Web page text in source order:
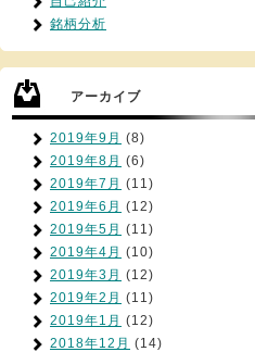
銘柄分析
アーカイブ
2019年9月 (8)
2019年8月 (6)
2019年7月 (11)
2019年6月 (12)
2019年5月 (11)
2019年4月 (10)
2019年3月 (12)
2019年2月 (11)
2019年1月 (12)
2018年12月 (14)